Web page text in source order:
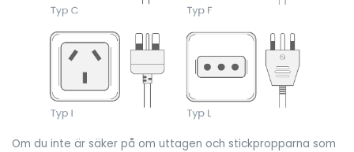
Om du inte är säker på om uttagen och stickpropparna som